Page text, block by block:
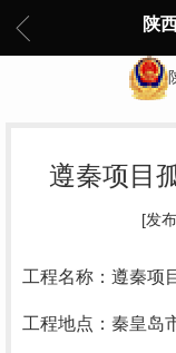
陕
遵秦项目
[发
工程名称：遵秦项
工程地点：秦皇岛